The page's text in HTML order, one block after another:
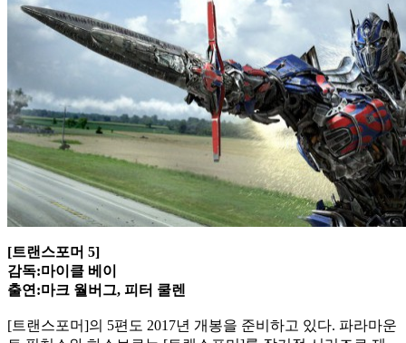
[트랜스포머 5]
감독:마이클 베이
출연:마크 월버그, 피터 쿨렌
[트랜스포머]의 5편도 2017년 개봉을 준비하고 있다. 파라마운